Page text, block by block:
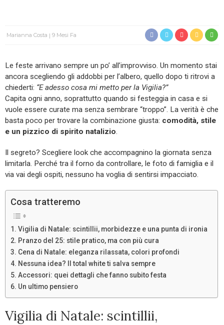
Marianna Costa 9 Mesi Fa
Le feste arrivano sempre un po’ all’improvviso. Un momento stai
ancora scegliendo gli addobbi per l’albero, quello dopo ti ritrovi a
chiederti: “E adesso cosa mi metto per la Vigilia?”
Capita ogni anno, soprattutto quando si festeggia in casa e si
vuole essere curate ma senza sembrare “troppo”. La verità è che
basta poco per trovare la combinazione giusta: comodità, stile
e un pizzico di spirito natalizio.
Il segreto? Scegliere look che accompagnino la giornata senza
limitarla. Perché tra il forno da controllare, le foto di famiglia e il
via vai degli ospiti, nessuno ha voglia di sentirsi impacciato.
Cosa tratteremo
Vigilia di Natale: scintillii, morbidezze e una punta di ironia
Pranzo del 25: stile pratico, ma con più cura
Cena di Natale: eleganza rilassata, colori profondi
Nessuna idea? Il total white ti salva sempre
Accessori: quei dettagli che fanno subito festa
Un ultimo pensiero
Vigilia di Natale: scintillii,